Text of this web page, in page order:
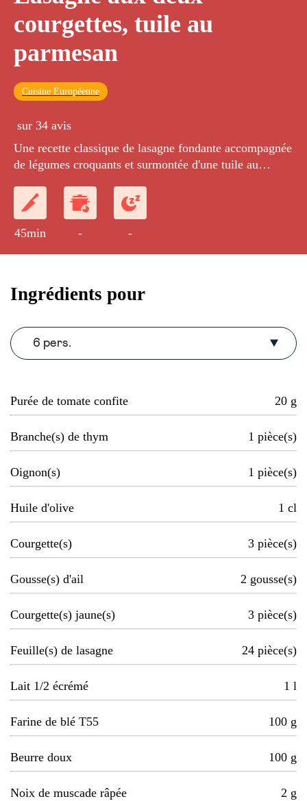
courgettes, tuile au
parmesan
Cuisine Européenne
sur 34 avis
Une recette classique de lasagne fondante accompagnée
de légumes croquants et surmontée d'une tuile au
45min - -
Ingrédients pour
6 pers.
Purée de tomate confite 20 g
Branche(s) de thym 1 pièce(s)
Oignon(s) 1 pièce(s)
Huile d'olive 1 cl
Courgette(s) 3 pièce(s)
Gousse(s) d'ail 2 gousse(s)
Courgette(s) jaune(s) 3 pièce(s)
Feuille(s) de lasagne 24 pièce(s)
Lait 1/2 écrémé 1 l
Farine de blé T55 100 g
Beurre doux 100 g
Noix de muscade râpée 2 g